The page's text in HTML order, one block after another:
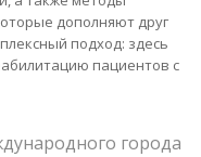
дополняют друг
подход: здесь
пациентов с
города